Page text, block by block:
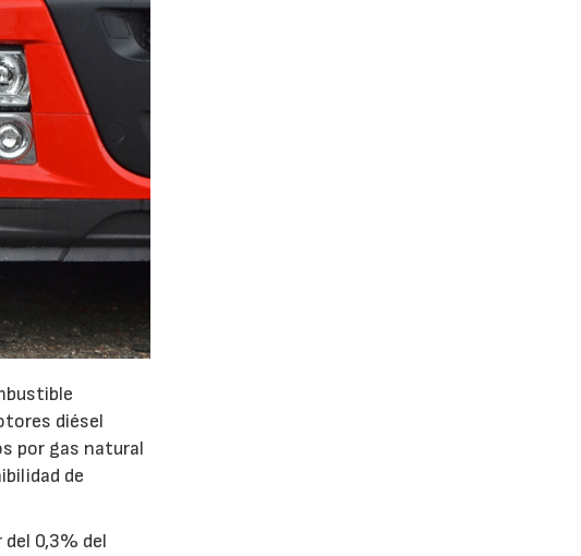
diésel
por gas natural
de
0,3% del